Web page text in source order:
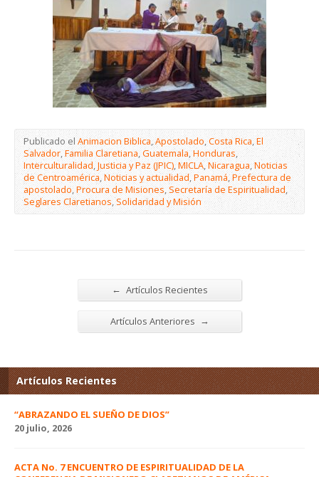
Publicado el Animacion Biblica,Apostolado,Costa Rica,El
Salvador,Familia Claretiana,Guatemala,Honduras,
Interculturalidad,Justicia y Paz (JPIC),MICLA,Nicaragua,Noticias
de Centroamérica,Noticias y actualidad,Panamá,Prefectura de
apostolado,Procura de Misiones,Secretaría de Espiritualidad,
Seglares Claretianos,Solidaridad y Misión
← Artículos Recientes
Artículos Anteriores →
Artículos Recientes
“ABRAZANDO EL SUEÑO DE DIOS”
20 julio, 2026
ACTA No. 7 ENCUENTRO DE ESPIRITUALIDAD DE LA